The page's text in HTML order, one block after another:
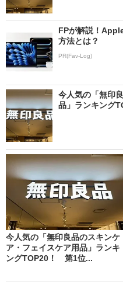
FPが解説！
方法とは？
PR(Fav-Log)
今人気の「無印
品」ランキング
今人気の「無印良品のスキンケ
ア・フェイスケア用品」ランキ
ングTOP20！ 第1位...